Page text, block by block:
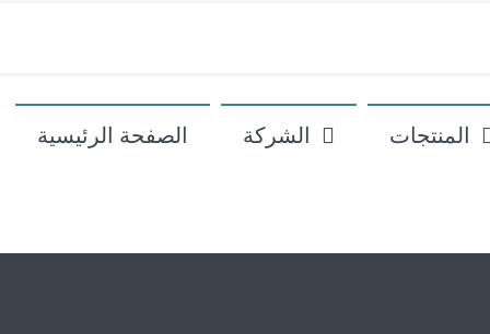
الصفحة الرئيسية الشركة المنتجات